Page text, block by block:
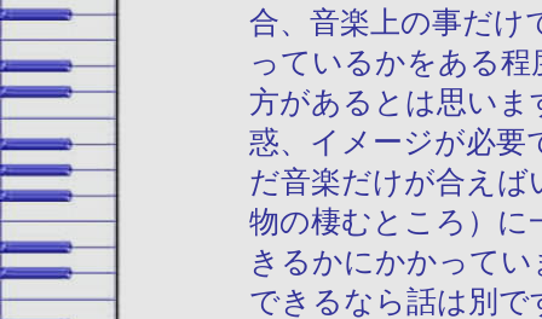
合、音楽上の事だけ
っているかをある
方があるとは思いま
惑、イメージが必要
だ音楽だけが合え
物の棲むところ）に
きるかにかかって
できるなら話は別